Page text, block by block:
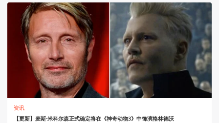
资讯
【更新】麦斯·米科尔森正式确定将在《神奇动物3》中饰演格林德沃